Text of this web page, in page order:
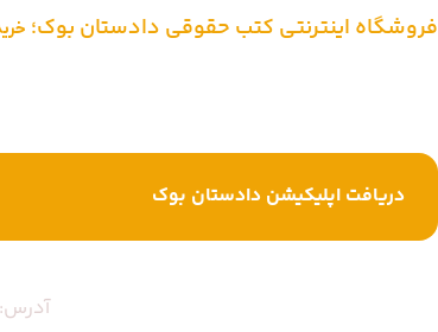
فروشگاه اینترنتی کتب حقوقی دادستان بوک؛
دریافت اپلیکیشن دادستان بوک
آدرس: